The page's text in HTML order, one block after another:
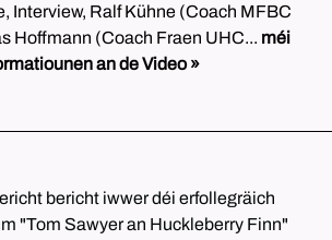
Interview, Ralf Kühne (Coach MFBC
Hoffmann (Coach Fraen UHC... méi
an de Video »
bericht iwwer déi erfollegräich
"Tom Sawyer an Huckleberry Finn"